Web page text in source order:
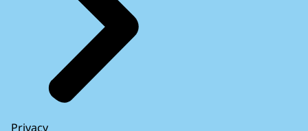
Privacy